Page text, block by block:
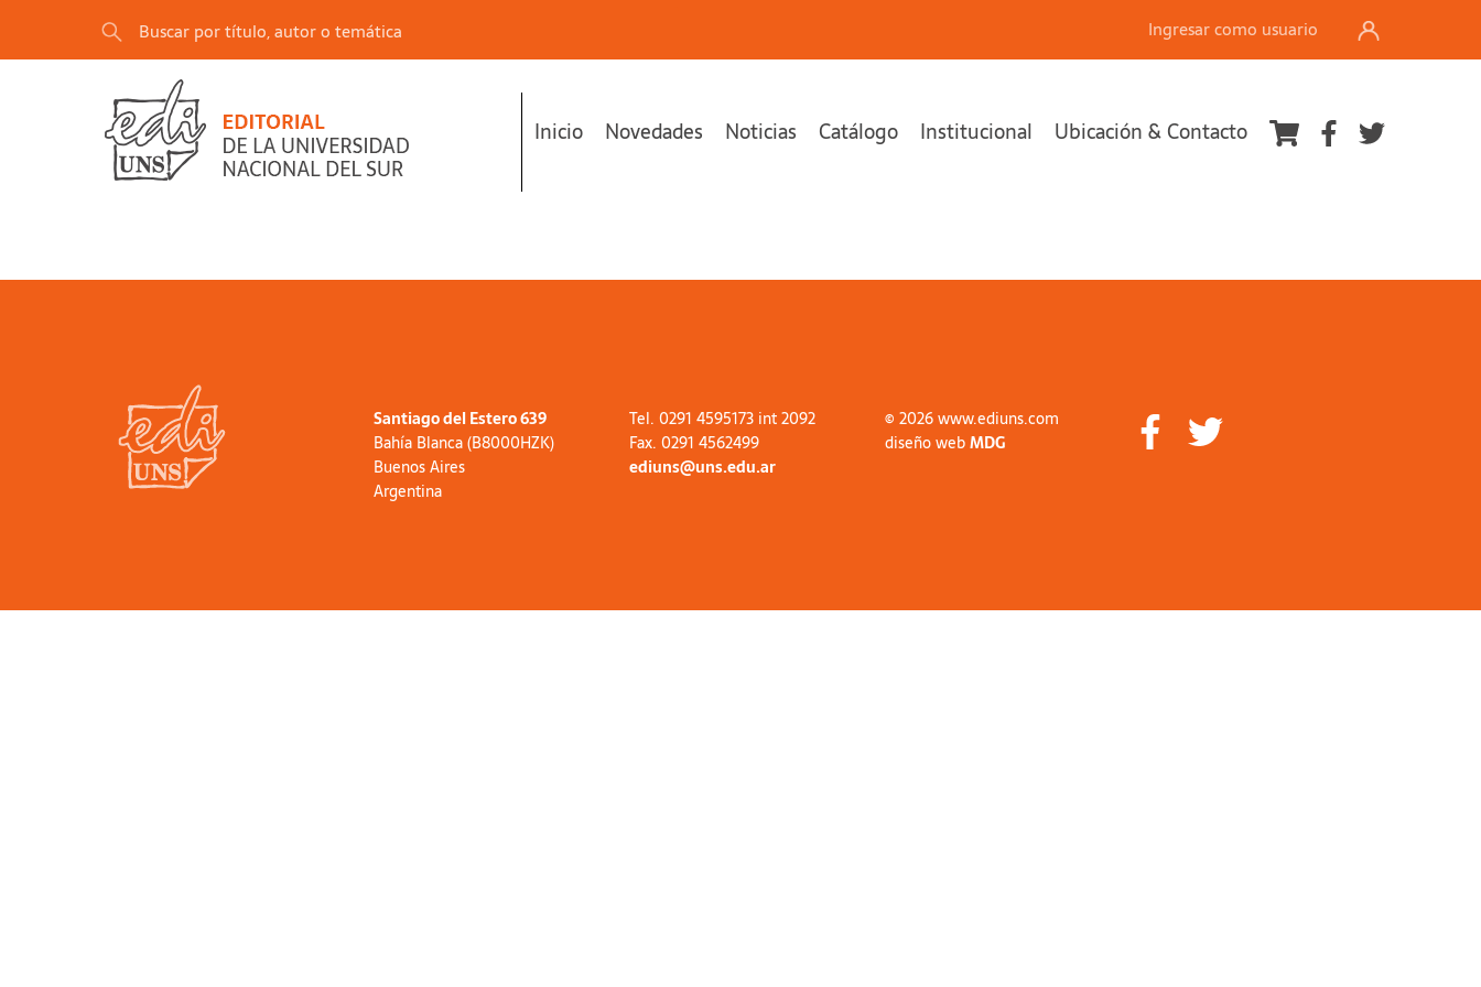
Ingresar como usuario
Inicio Novedades Noticias Catálogo Institucional Ubicación & Contacto
Santiago del Estero 639
Bahía Blanca (B8000HZK)
Buenos Aires
Argentina
Tel. 0291 4595173 int 2092
Fax. 0291 4562499
ediuns@uns.edu.ar
© 2026 www.ediuns.com
diseño webMDG